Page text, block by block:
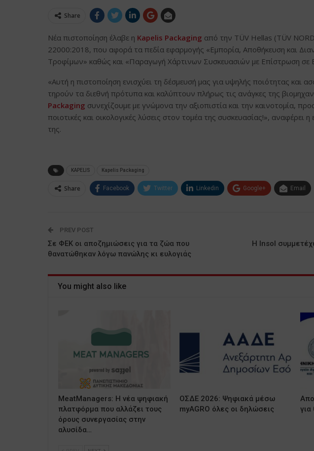
Share
Νέα πιστοποίηση έλαβε η Kapelis Packaging από την TÜV Hellas (TÜV
22000:2018, που αφορά τα πεδία εφαρμογής «Εμπορία, Αποθήκευση και
Τροφίμων» καθώς και «Παραγωγή Χάρτινων Συσκευασιών με Επίστρωση σε
«Αυτή η πιστοποίηση ενισχύει τη δέσμευσή μας για υψηλής ποιότητας και
τηρούν τα διεθνή πρότυπα και καλύπτουν πλήρως τις ανάγκες της
Packaging συνεχίζουμε με γνώμονα την αξιοπιστία και την καινοτομία,
ποιοτικές και οικολογικές λύσεις στον τομέα της συσκευασίας!», αναφέρει η
της.
KAPELIS Kapelis Packaging
Share Facebook Twitter Linkedin Google+ Email
PREV POST
Σε ΦΕΚ οι αποζημιώσεις για τα ζώα που
θανατώθηκαν λόγω πανώλης κι ευλογιάς
Η Insol
You might also like
MeatManagers: Η νέα ψηφιακή
πλατφόρμα που αλλάζει τους
όρους συνεργασίας στην
αλυσίδα…
ΟΣΔΕ 2026: Ψηφιακά μέσω
myAGRO όλες οι δηλώσεις